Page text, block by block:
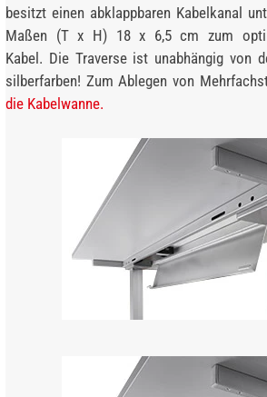
besitzt einen abklappbaren Kabelkanal
Maßen (T x H) 18 x 6,5 cm zum
Kabel. Die Traverse ist unabhängig von
silberfarben! Zum Ablegen von
die Kabelwanne.